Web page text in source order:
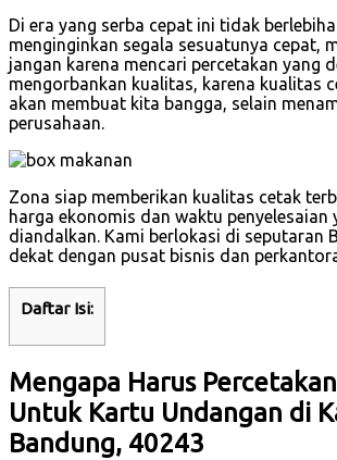
Di era yang serba cepat ini tidak
menginginkan segala sesuatunya cepat,
jangan karena mencari percetakan yang
mengorbankan kualitas, karena kualitas
akan membuat kita bangga, selain
perusahaan.
Zona siap memberikan kualitas cetak
harga ekonomis dan waktu penyelesaian
diandalkan. Kami berlokasi di seputaran
dekat dengan pusat bisnis dan
Daftar Isi:
Mengapa Harus
Untuk Kartu Undangan di
Bandung, 40243